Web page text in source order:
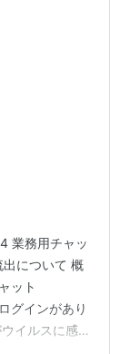
業務用チャッ
出について 概
ット
グインがあり
イルスに感